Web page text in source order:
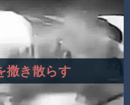
撒き散らす